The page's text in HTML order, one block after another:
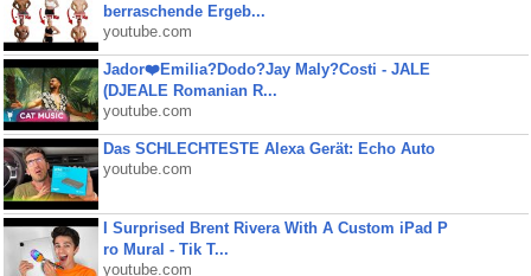
berraschende Ergeb...
youtube.com
Jador❤️Emilia?Dodo?Jay Maly?Costi - JALE
(DJEALE Romanian R...
youtube.com
Das SCHLECHTESTE Alexa Gerät: Echo Auto
youtube.com
I Surprised Brent Rivera With A Custom iPad P
ro Mural - Tik T...
youtube.com